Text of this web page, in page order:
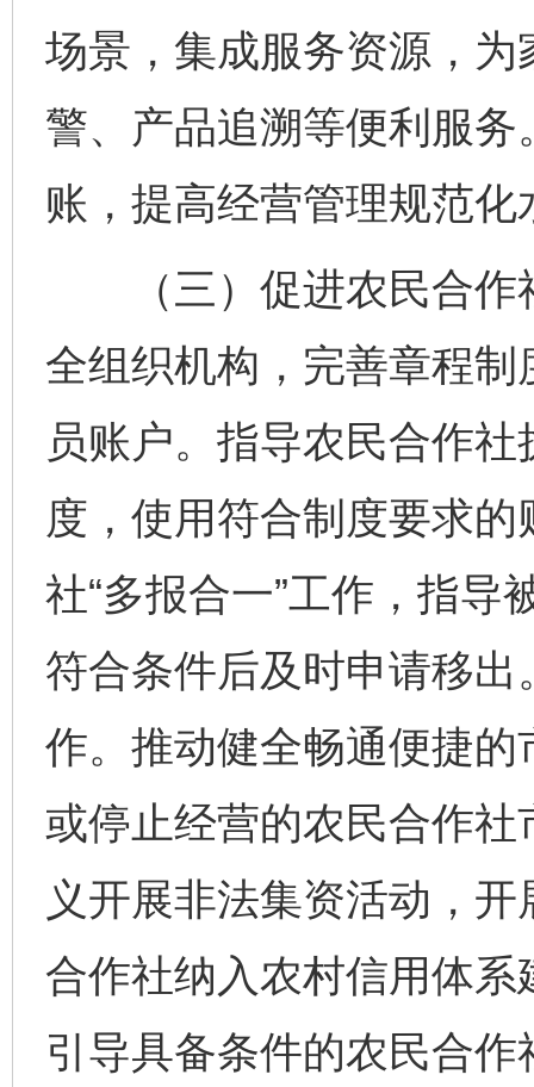
场景，集成服务资源，
警、产品追溯等便利服
账，提高经营管理规范化
（三）促进农民合作
全组织机构，完善章程
员账户。指导农民合作
度，使用符合制度要求
社“多报合一”工作，指导
符合条件后及时申请移
作。推动健全畅通便捷
或停止经营的农民合作
义开展非法集资活动，
合作社纳入农村信用体
引导具备条件的农民合